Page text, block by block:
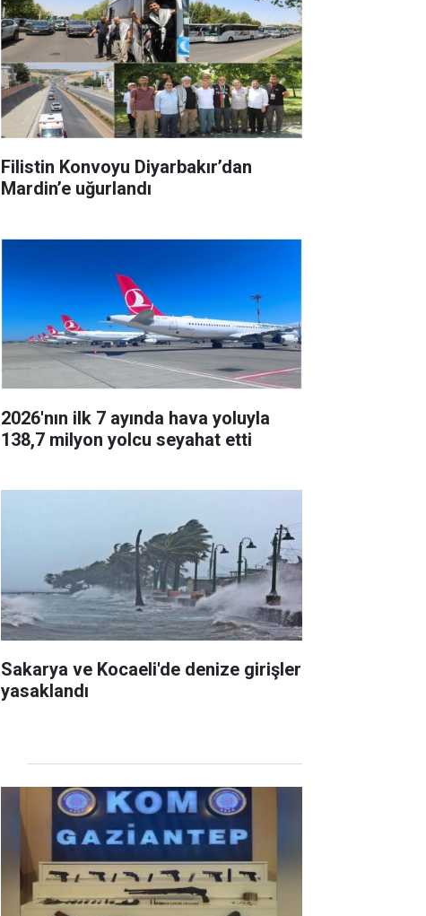
Filistin Konvoyu Diyarbakır’dan
Mardin’e uğurlandı
2026'nın ilk 7 ayında hava yoluyla
138,7 milyon yolcu seyahat etti
Sakarya ve Kocaeli'de denize girişler
yasaklandı